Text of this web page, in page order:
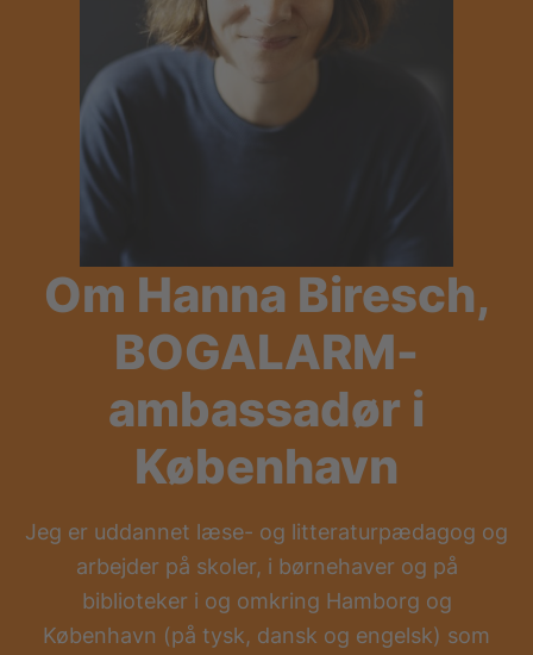
Om Hanna Biresch,
BOGALARM-
ambassadør i
København
Jeg er uddannet læse- og litteraturpædagog og
arbejder på skoler, i børnehaver og på
biblioteker i og omkring Hamborg og
København (på tysk, dansk og engelsk) som